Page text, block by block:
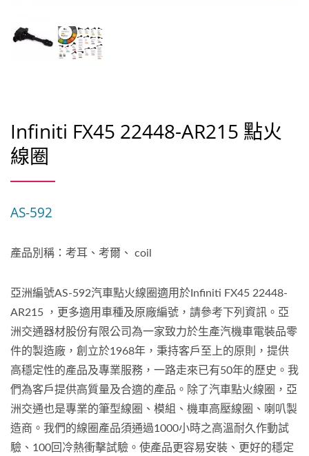
Infiniti FX45 22448-AR215 點火
線圈
AS-592
產品別稱：考耳、考爾、 coil
亞洲編號AS-592汽車點火線圈適用於Infiniti FX45 22448-
AR215 ，更多適用車種及原廠編號，請參考下列資訊。亞
洲交通器材股份有限公司為一家致力於生產汽機車電裝品零
件的製造廠，創立於1968年，秉持客戶至上的原則，提供
高穩定性的產品及專業服務，一路走來已有50年的歷史。我
們為客戶提供高質量及合適的產品。除了汽車點火線圈，亞
洲交通也是專業的筆型線圈、模組、機車高壓線圈、喇叭製
造商。我們的線圈產品須通過1000小時之高溫耐久作動試
驗、100回冷熱衝擊試驗。使產品更容易安裝、更好的穩定